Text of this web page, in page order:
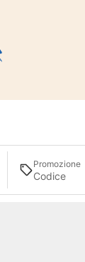
Promozione